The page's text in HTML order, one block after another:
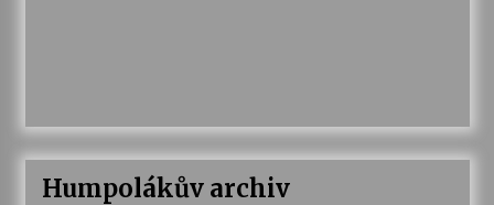
Humpolákův archiv